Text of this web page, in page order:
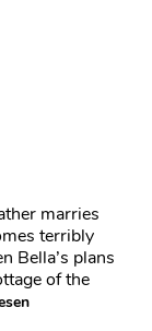
marries
terribly
Bella’s plans
of the